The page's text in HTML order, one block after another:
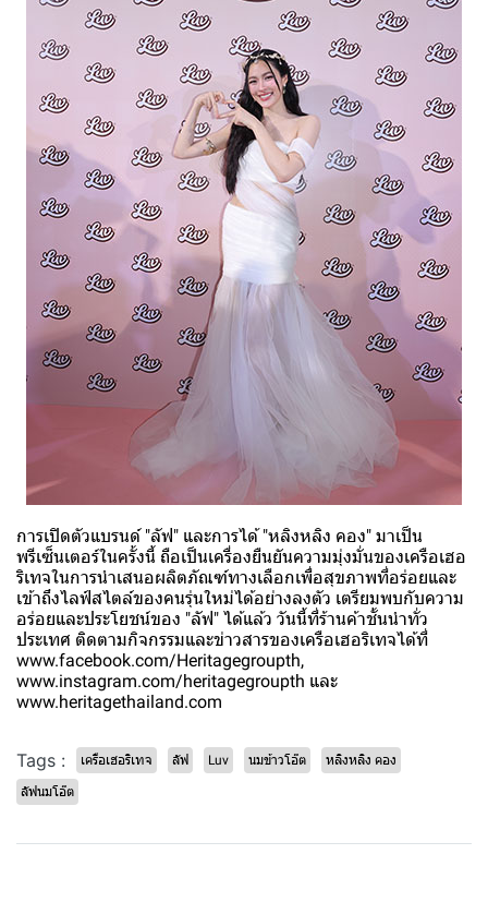
การเปิดตัวแบรนด์ "ลัฟ" และการได้ "หลิงหลิง คอง" มาเป็น
พรีเซ็นเตอร์ในครั้งนี้ ถือเป็นเครื่องยืนยันความมุ่งมั่นของเครือเฮอ
ริเทจในการนำเสนอผลิตภัณฑ์ทางเลือกเพื่อสุขภาพที่อร่อยและ
เข้าถึงไลฟ์สไตล์ของคนรุ่นใหม่ได้อย่างลงตัว เตรียมพบกับความ
อร่อยและประโยชน์ของ "ลัฟ" ได้แล้ว วันนี้ที่ร้านค้าชั้นนำทั่ว
ประเทศ ติดตามกิจกรรมและข่าวสารของเครือเฮอริเทจได้ที่
www.facebook.com/Heritagegroupth,
www.instagram.com/heritagegroupth และ
www.heritagethailand.com
Tags : เครือเฮอริเทจ ลัฟ Luv นมข้าวโอ๊ต หลิงหลิง คอง
ลัฟนมโอ๊ต